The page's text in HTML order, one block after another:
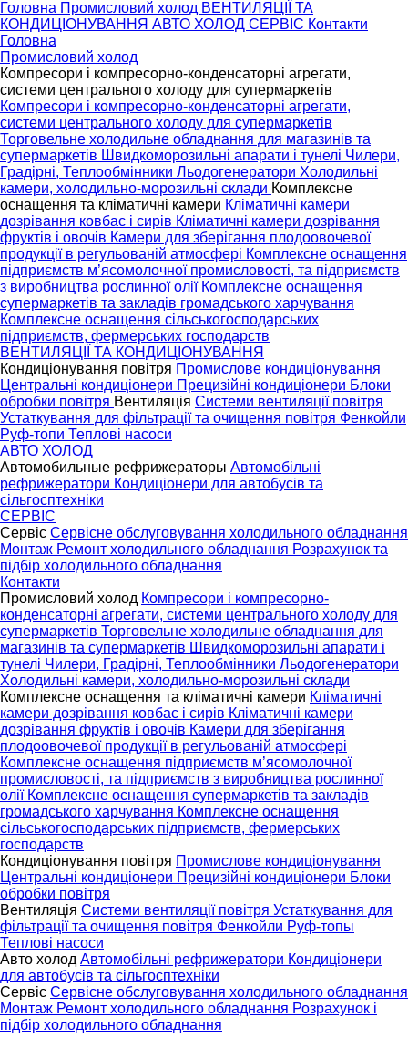
Головна Промисловий холод ВЕНТИЛЯЦІЇ ТА
КОНДИЦІОНУВАННЯ АВТО ХОЛОД СЕРВІС Контакти
Головна
Промисловий холод
Компресори і компресорно-конденсаторні агрегати,
системи центрального холоду для супермаркетів
Компресори і компресорно-конденсаторні агрегати,
системи центрального холоду для супермаркетів
Торговельне холодильне обладнання для магазинів та
супермаркетів Швидкоморозильні апарати і тунелі Чилери,
Градірні, Теплообмінники Льодогенератори Холодильні
камери, холодильно-морозильні склади Комплексне
оснащення та кліматичні камери Кліматичні камери
дозрівання ковбас і сирів Кліматичні камери дозрівання
фруктів і овочів Камери для зберігання плодоовочевої
продукції в регульованій атмосфері Комплексне оснащення
підприємств м’ясомолочної промисловості, та підприємств
з виробництва рослинної олії Комплексне оснащення
супермаркетів та закладів громадського харчування
Комплексне оснащення сільськогосподарських
підприємств, фермерських господарств
ВЕНТИЛЯЦІЇ ТА КОНДИЦІОНУВАННЯ
Кондиціонування повітря Промислове кондиціонування
Центральні кондиціонери Прецизійні кондиціонери Блоки
обробки повітря Вентиляція Системи вентиляції повітря
Устаткування для фільтрації та очищення повітря Фенкойли
Руф-топи Теплові насоси
АВТО ХОЛОД
Автомобильные рефрижераторы Автомобільні
рефрижератори Кондиціонери для автобусів та
сільгосптехніки
СЕРВІС
Сервіс Сервісне обслуговування холодильного обладнання
Монтаж Ремонт холодильного обладнання Розрахунок та
підбір холодильного обладнання
Контакти
Промисловий холод Компресори і компресорно-
конденсаторні агрегати, системи центрального холоду для
супермаркетів Торговельне холодильне обладнання для
магазинів та супермаркетів Швидкоморозильні апарати і
тунелі Чилери, Градірні, Теплообмінники Льодогенератори
Холодильні камери, холодильно-морозильні склади
Комплексне оснащення та кліматичні камери Кліматичні
камери дозрівання ковбас і сирів Кліматичні камери
дозрівання фруктів і овочів Камери для зберігання
плодоовочевої продукції в регульованій атмосфері
Комплексне оснащення підприємств м’ясомолочної
промисловості, та підприємств з виробництва рослинної
олії Комплексне оснащення супермаркетів та закладів
громадського харчування Комплексне оснащення
сільськогосподарських підприємств, фермерських
господарств
Кондиціонування повітря Промислове кондиціонування
Центральні кондиціонери Прецизійні кондиціонери Блоки
обробки повітря
Вентиляція Системи вентиляції повітря Устаткування для
фільтрації та очищення повітря Фенкойли Руф-топы
Теплові насоси
Авто холод Автомобільні рефрижератори Кондиціонери
для автобусів та сільгосптехніки
Сервіс Сервісне обслуговування холодильного обладнання
Монтаж Ремонт холодильного обладнання Розрахунок і
підбір холодильного обладнання